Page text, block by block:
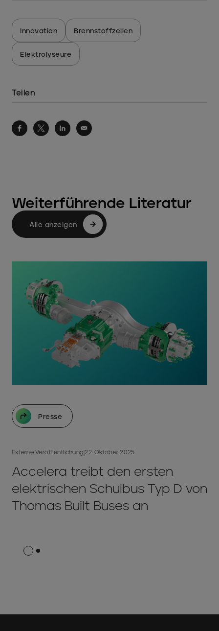
Innovation Brennstoffzellen
Elektrolyseure
Teilen
Weiterführende Literatur
Alle anzeigen
Presse
Externe Veröffentlichung |22. Oktober 2025
Accelera treibt den ersten
elektrischen Schulbus Typ D von
Thomas Built Buses an